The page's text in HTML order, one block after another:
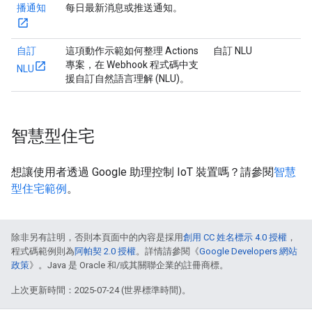
播通知
每日最新消息或推送通知。
自訂
NLU
這項動作示範如何整理 Actions
專案，在 Webhook 程式碼中支
援自訂自然語言理解 (NLU)。
自訂 NLU
智慧型住宅
想讓使用者透過 Google 助理控制 IoT 裝置嗎？請參閱智慧
型住宅範例。
除非另有註明，否則本頁面中的內容是採用創用 CC 姓名標示 4.0 授權 ，
程式碼範例則為阿帕契 2.0 授權。詳情請參閱《Google Developers 網站
政策》。Java 是 Oracle 和/或其關聯企業的註冊商標。
上次更新時間：2025-07-24 (世界標準時間)。